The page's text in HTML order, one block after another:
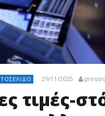
29/11/2025
τιμές-